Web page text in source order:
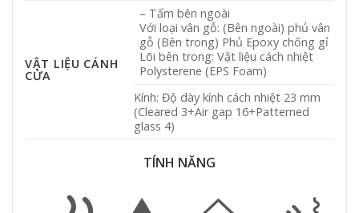
VẬT LIỆU CÁNH
CỬA
– Tấm bên ngoài
Với loại vân gỗ: (Bên ngoài) phủ vân
gỗ (Bên trong) Phủ Epoxy chống gỉ
Lõi bên trong: Vật liệu cách nhiệt
Polysterene (EPS Foam)
Kính: Độ dày kính cách nhiệt 23 mm
(Cleared 3+Air gap 16+Patterned
glass 4)
TÍNH NĂNG